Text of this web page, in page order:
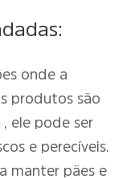
onde a
produtos são
, ele pode ser
e perecíveis.
manter pães e